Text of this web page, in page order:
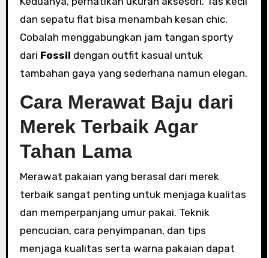
dan sepatu flat bisa menambah kesan chic.
Cobalah menggabungkan jam tangan sporty
dari Fossil dengan outfit kasual untuk
tambahan gaya yang sederhana namun elegan.
Cara Merawat Baju dari
Merek Terbaik Agar
Tahan Lama
Merawat pakaian yang berasal dari merek
terbaik sangat penting untuk menjaga kualitas
dan memperpanjang umur pakai. Teknik
pencucian, cara penyimpanan, dan tips
menjaga kualitas serta warna pakaian dapat